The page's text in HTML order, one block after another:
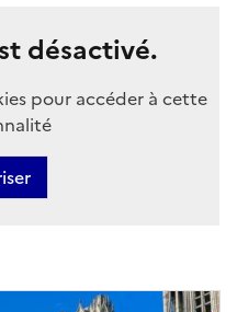
désactivé.
pour accéder à cette